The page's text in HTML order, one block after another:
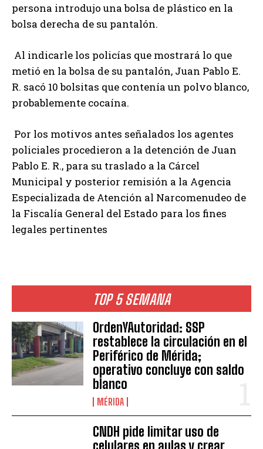
TOP 5 SEMANA
OrdenYAutoridad: SSP
restablece la circulación en el
Periférico de Mérida;
operativo concluye con saldo
blanco
MÉRIDA
CNDH pide limitar uso de
persona introdujo una bolsa de plástico en la
bolsa derecha de su pantalón.
Al indicarle los policías que mostrará lo que
metió en la bolsa de su pantalón, Juan Pablo E.
R. sacó 10 bolsitas que contenía un polvo blanco,
probablemente cocaína.
Por los motivos antes señalados los agentes
policiales procedieron a la detención de Juan
Pablo E. R., para su traslado a la Cárcel
Municipal y posterior remisión a la Agencia
Especializada de Atención al Narcomenudeo de
la Fiscalía General del Estado para los fines
legales pertinentes